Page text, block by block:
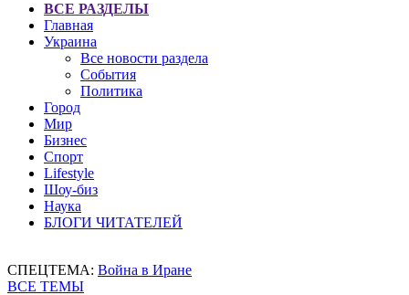
ВСЕ РАЗДЕЛЫ
Главная
Украина
Все новости раздела
События
Политика
Город
Мир
Бизнес
Спорт
Lifestyle
Шоу-биз
Наука
БЛОГИ ЧИТАТЕЛЕЙ
СПЕЦТЕМА: Война в Иране
ВСЕ ТЕМЫ